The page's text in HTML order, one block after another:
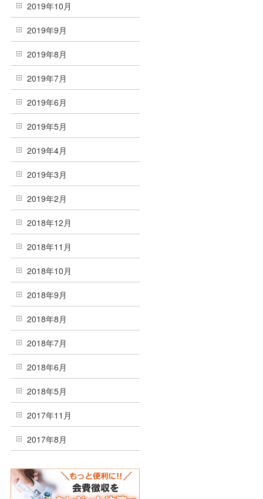
2019年10月
2019年9月
2019年8月
2019年7月
2019年6月
2019年5月
2019年4月
2019年3月
2019年2月
2018年12月
2018年11月
2018年10月
2018年9月
2018年8月
2018年7月
2018年6月
2018年5月
2017年11月
2017年8月